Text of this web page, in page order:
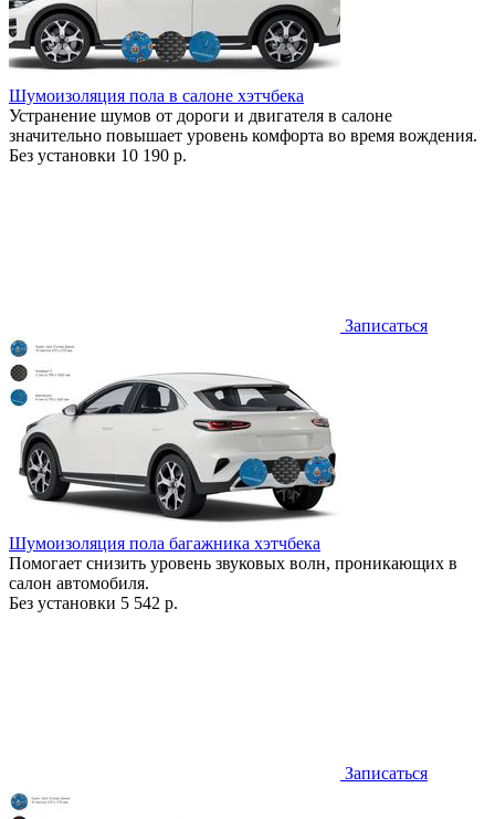
Шумоизоляция пола в салоне хэтчбека
Устранение шумов от дороги и двигателя в салоне
значительно повышает уровень комфорта во время вождения.
Без установки 10 190 р.
Записаться
Шумоизоляция пола багажника хэтчбека
Помогает снизить уровень звуковых волн, проникающих в
салон автомобиля.
Без установки 5 542 р.
Записаться